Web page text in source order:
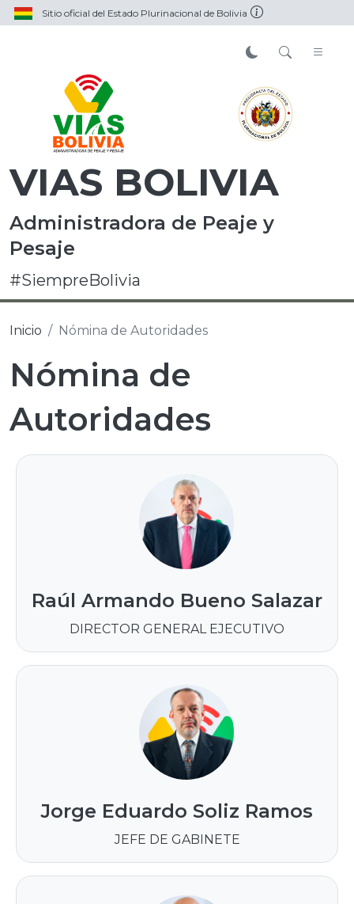
Sitio oficial del Estado Plurinacional de Bolivia
VIAS BOLIVIA
Administradora de Peaje y
Pesaje
#SiempreBolivia
Inicio Nómina de Autoridades
Nómina de
Autoridades
Raúl Armando Bueno Salazar
DIRECTOR GENERAL EJECUTIVO
Jorge Eduardo Soliz Ramos
JEFE DE GABINETE